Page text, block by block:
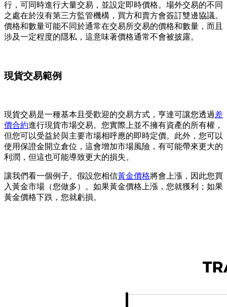
行，可同時進行大量交易，並設定即時價格。場外交易的不同
之處在於沒有第三方監管機構，買方和賣方會簽訂雙邊協議。
價格和數量可能不同於通常在交易所交易的價格和數量，而且
涉及一定程度的隱私，這意味著價格通常不會被披露。
現貨交易範例
現貨交易是一種基本且受歡迎的交易方式，亨達可讓您透過差
價合約進行現貨市場交易。您實際上並不擁有資產的所有權，
但您可以受益於與主要市場相呼應的即時定價。此外，您可以
使用保證金開立倉位，這會增加市場風險，有可能帶來更大的
利潤，但這也可能導致更大的損失。
讓我們看一個例子。假設您相信黃金價格將會上漲，因此您買
入黃金市場（您做多）。如果黃金價格上漲，您就獲利；如果
黃金價格下跌，您就虧損。